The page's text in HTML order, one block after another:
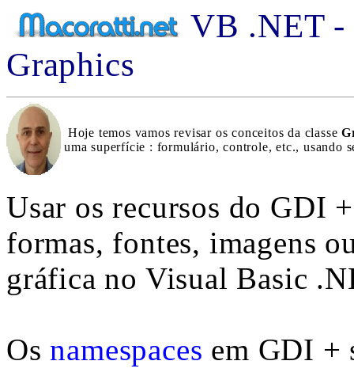
VB .NET -
Graphics
Hoje temos vamos revisar os conceitos da classe
uma superfície : formulário, controle, etc., usando
Usar os recursos do GDI
formas, fontes, imagens
gráfica no Visual Basic
Osnamespaces em GDI +